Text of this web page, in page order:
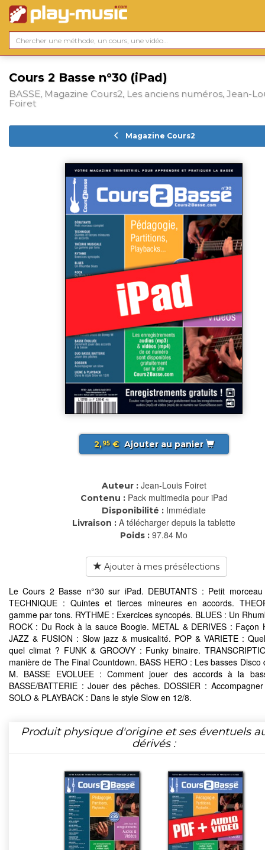
Cours 2 Basse n°30 (iPad)
BASSE, Magazine Cours2, Les anciens numéros, Jean-
Foiret
Magazine Cours2
2,95€ Ajouter au panier
Auteur : Jean-Louis Foiret
Contenu : Pack multimedia pour iPad
Disponibilité : Immédiate
Livraison : A télécharger depuis la tablette
Poids : 97.84 Mo
Ajouter à mes présélections
Le Cours 2 Basse n°30 sur iPad. DEBUTANTS : Petit morceau
TECHNIQUE : Quintes et tierces mineures en accords.
gamme par tons. RYTHME : Exercices syncopés. BLUES : Un
ROCK : Du Rock à la sauce Boogie. METAL & DERIVES : Façon
JAZZ & FUSION : Slow jazz & musicalité. POP & VARIETE :
quel climat ? FUNK & GROOVY : Funky binaire.
manière de The Final Countdown. BASS HERO : Les basses Disco
M. BASSE EVOLUEE : Comment jouer des accords à la
BASSE/BATTERIE : Jouer des pêches. DOSSIER :
SOLO & PLAYBACK : Dans le style Slow en 12/8.
Produit physique d'origine et ses éventuels
dérivés :